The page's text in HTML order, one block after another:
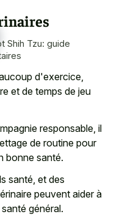
Shih Tzu: guide
d'exercice,
et de temps de jeu
responsable, il
de routine pour
bonne santé.
santé, et des
peuvent aider à
général.